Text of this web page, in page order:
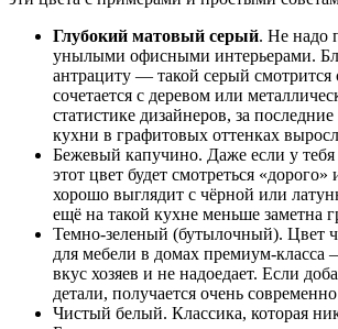
Глубокий матовый серый. Не надо
унылыми офисными интерьерами.
антрациту — такой серый смотрится
сочетается с деревом или
статистике дизайнеров, за
кухни в графитовых оттенках
Бежевый капучино. Даже если у тебя
этот цвет будет смотреться
хорошо выглядит с чёрной или
ещё на такой кухне меньше заметна
Темно-зеленый (бутылочный). Цвет
для мебели в домах премиум-класса
вкус хозяев и не надоедает. Если
детали, получается очень
Чистый белый. Классика, которая